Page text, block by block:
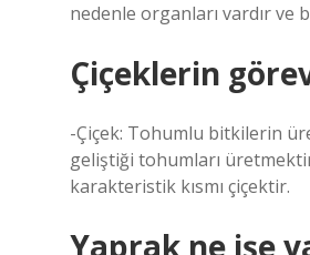
nedenle organları vardır
Çiçeklerin
-Çiçek: Tohumlu bitkilerin
geliştiği tohumları
karakteristik kısmı çiçektir.
Yaprak ne işe